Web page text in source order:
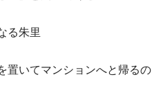
る朱里
置いてマンションへと帰るの